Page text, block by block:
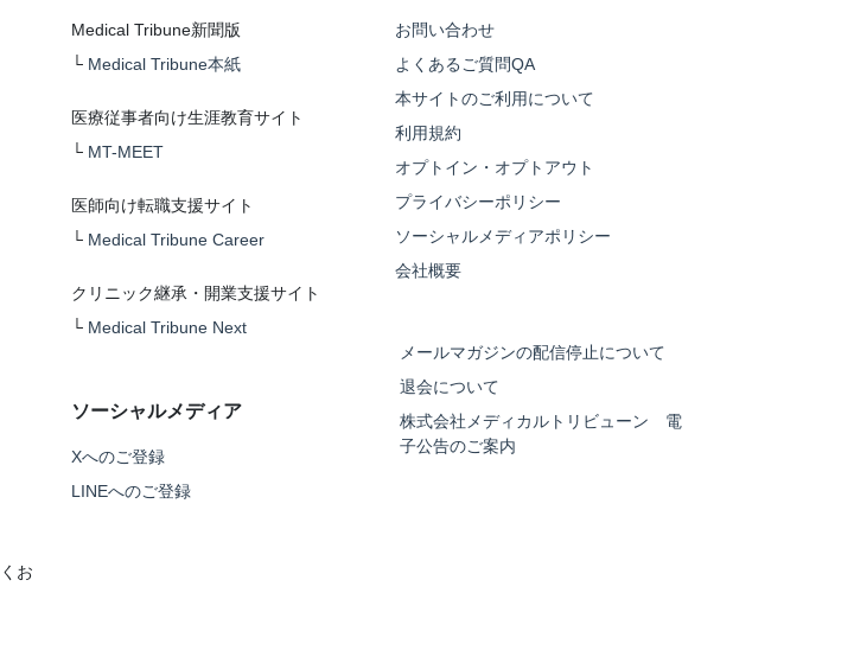
お
Medical Tribune新聞版
└ Medical Tribune本紙
医療従事者向け生涯教育サイト
└ MT-MEET
医師向け転職支援サイト
└ Medical Tribune Career
クリニック継承・開業支援サイト
└ Medical Tribune Next
ソーシャルメディア
Xへのご登録
LINEへのご登録
お問い合わせ
よくあるご質問QA
本サイトのご利用について
利用規約
オプトイン・オプトアウト
プライバシーポリシー
ソーシャルメディアポリシー
会社概要
メールマガジンの配信停止について
退会について
株式会社メディカルトリビューン 電
子公告のご案内